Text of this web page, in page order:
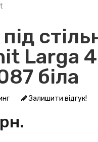
Larga
біла
Залишити відгук!